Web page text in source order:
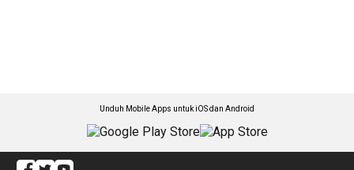
Unduh Mobile Apps untuk iOS dan Android